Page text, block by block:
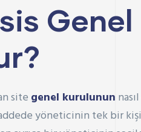
Genel
site genel kurulunun
yöneticinin tek bir